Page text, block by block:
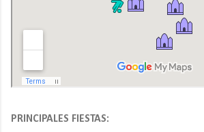
PRINCIPALES FIESTAS: